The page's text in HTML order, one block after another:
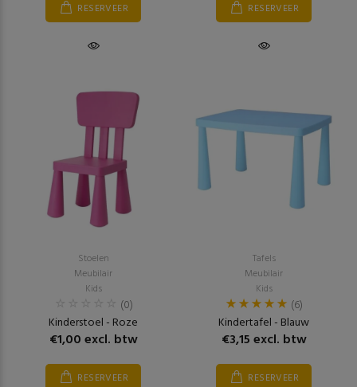
RESERVEER RESERVEER
Stoelen
Meubilair
Kids
(0)
Kinderstoel - Roze
€1,00 excl. btw
RESERVEER
Tafels
Meubilair
Kids
(6)
Kindertafel - Blauw
€3,15 excl. btw
RESERVEER